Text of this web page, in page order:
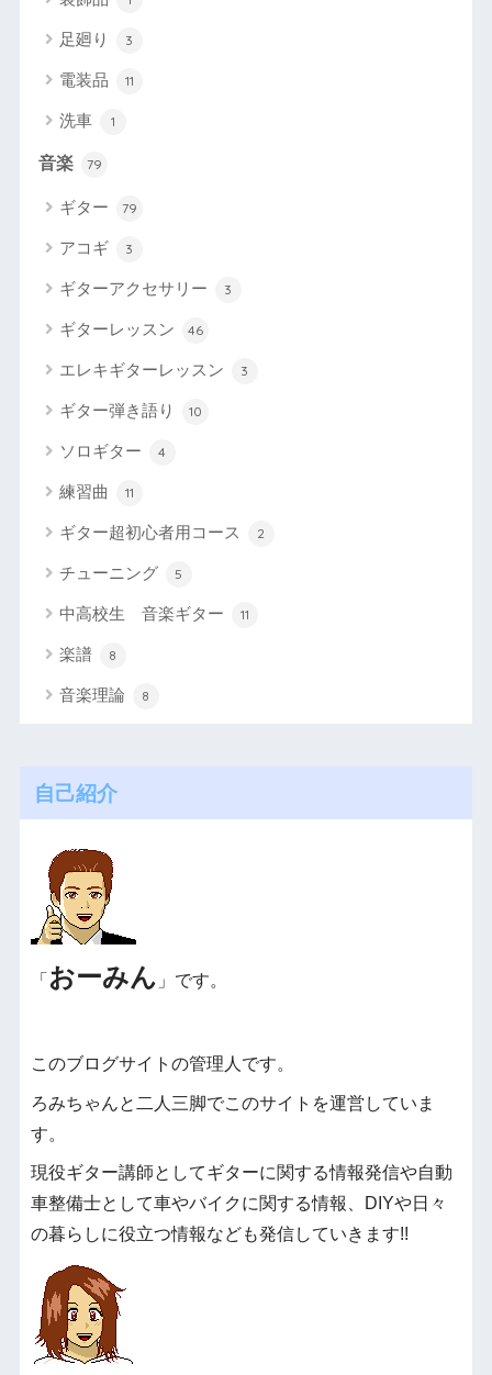
足廻り 3
電装品 11
洗車 1
音楽 79
ギター 79
アコギ 3
ギターアクセサリー 3
ギターレッスン 46
エレキギターレッスン 3
ギター弾き語り 10
ソロギター 4
練習曲 11
ギター超初心者用コース 2
チューニング 5
中高校生 音楽ギター 11
楽譜 8
音楽理論 8
自己紹介
「 おーみん 」です。
このブログサイトの管理人です。
ろみちゃんと二人三脚でこのサイトを運営していま
す。
現役ギター講師としてギターに関する情報発信や自動
車整備士として車やバイクに関する情報、DIYや日々
の暮らしに役立つ情報なども発信していきます!!